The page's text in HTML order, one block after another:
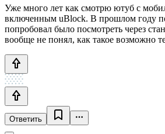
Уже много лет как смотрю ютуб с
включенным uBlock. В прошлом году
попробовал было посмотреть через
вообще не понял, как такое возможно
Ответить